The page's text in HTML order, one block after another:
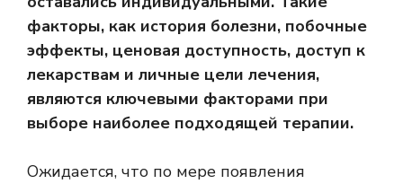
факторы, как история болезни, побочные
эффекты, ценовая доступность, доступ к
лекарствам и личные цели лечения,
являются ключевыми факторами при
выборе наиболее подходящей терапии.
Ожидается, что по мере появления